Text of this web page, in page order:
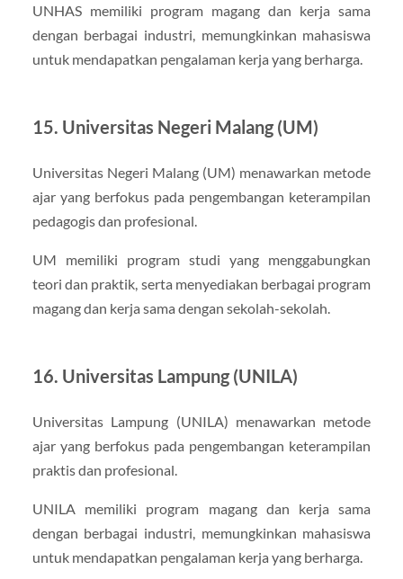
UNHAS memiliki program magang dan kerja sama
dengan berbagai industri, memungkinkan mahasiswa
untuk mendapatkan pengalaman kerja yang berharga.
15. Universitas Negeri Malang (UM)
Universitas Negeri Malang (UM) menawarkan metode
ajar yang berfokus pada pengembangan keterampilan
pedagogis dan profesional.
UM memiliki program studi yang menggabungkan
teori dan praktik, serta menyediakan berbagai program
magang dan kerja sama dengan sekolah-sekolah.
16. Universitas Lampung (UNILA)
Universitas Lampung (UNILA) menawarkan metode
ajar yang berfokus pada pengembangan keterampilan
praktis dan profesional.
UNILA memiliki program magang dan kerja sama
dengan berbagai industri, memungkinkan mahasiswa
untuk mendapatkan pengalaman kerja yang berharga.